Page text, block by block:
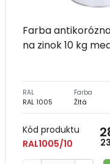
Farba
na zinok 10 kg
RAL
RAL 1005
Farba
Žltá
Kód produktu
RAL1005/10